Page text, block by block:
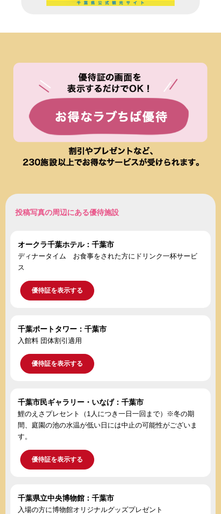
投稿写真の周辺にある優待施設
オークラ千葉ホテル：千葉市
ディナータイム お食事をされた方にドリンク一杯サービ
ス
優待証を表示する
千葉ポートタワー：千葉市
入館料 団体割引適用
優待証を表示する
千葉市民ギャラリー・いなげ：千葉市
鯉のえさプレセント（1人につき一日一回まで）※冬の期
間、庭園の池の水温が低い日には中止の可能性がございま
す。
優待証を表示する
千葉県立中央博物館：千葉市
入場の方に博物館オリジナルグッズプレゼント